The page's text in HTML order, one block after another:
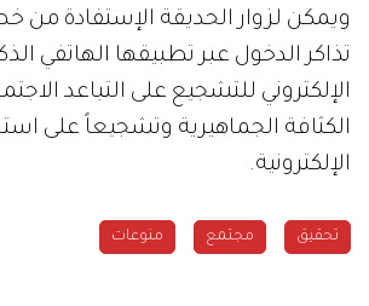
تذاكر الدخول عبر تطبيقها الهاتفي
الإلكتروني للتشجيع على التباعد
الكثافة الجماهيرية وتشجيعاً على
الإلكترونية.
تحقيق مجتمع منوعات